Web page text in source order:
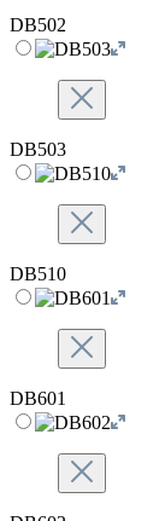
DB502
DB503
DB510
DB601